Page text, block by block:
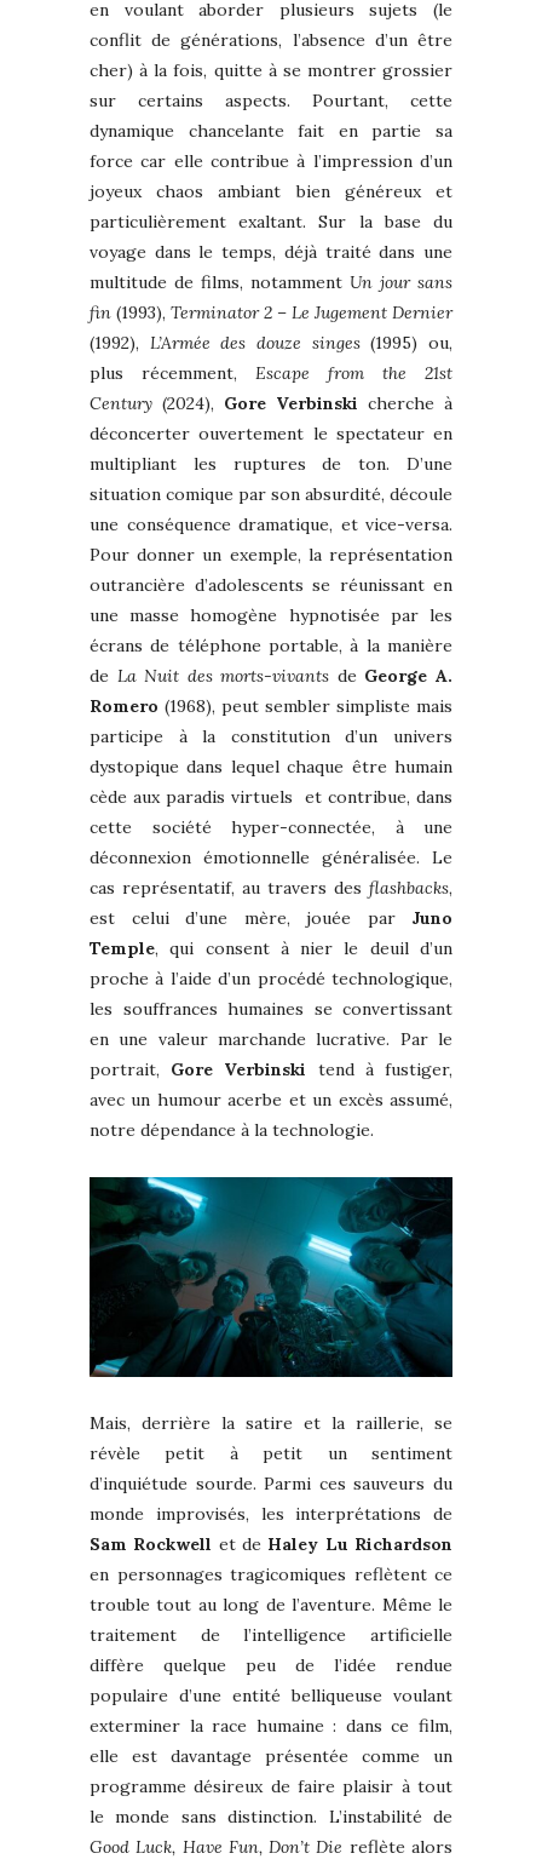
en voulant aborder plusieurs sujets (le
conflit de générations, l’absence d’un être
cher) à la fois, quitte à se montrer grossier
sur certains aspects. Pourtant, cette
dynamique chancelante fait en partie sa
force car elle contribue à l’impression d’un
joyeux chaos ambiant bien généreux et
particulièrement exaltant. Sur la base du
voyage dans le temps, déjà traité dans une
multitude de films, notamment Un jour sans
fin (1993), Terminator 2 – Le Jugement Dernier
(1992), L’Armée des douze singes(1995) ou,
plus récemment, Escape from the 21st
Century (2024), Gore Verbinski cherche à
déconcerter ouvertement le spectateur en
multipliant les ruptures de ton. D’une
situation comique par son absurdité, découle
une conséquence dramatique, et vice-versa.
Pour donner un exemple, la représentation
outrancière d’adolescents se réunissant en
une masse homogène hypnotisée par les
écrans de téléphone portable, à la manière
de La Nuit des morts-vivants de George A.
Romero (1968), peut sembler simpliste mais
participe à la constitution d’un univers
dystopique dans lequel chaque être humain
cède aux paradis virtuels et contribue, dans
cette société hyper-connectée, à une
déconnexion émotionnelle généralisée. Le
cas représentatif, au travers des flashbacks,
est celui d’une mère, jouée par Juno
Temple, qui consent à nier le deuil d’un
proche à l’aide d’un procédé technologique,
les souffrances humaines se convertissant
en une valeur marchande lucrative. Par le
portrait, Gore Verbinski
tend à fustiger,
avec un humour acerbe et un excès assumé,
notre dépendance à la technologie.
Mais, derrière la satire et la raillerie, se
révèle petit à petit un sentiment
d’inquiétude sourde. Parmi ces sauveurs du
monde improvisés, les interprétations de
Sam Rockwell et de Haley Lu Richardson
en personnages tragicomiques reflètent ce
trouble tout au long de l’aventure. Même le
traitement de l’intelligence artificielle
diffère quelque peu de l’idée rendue
populaire d’une entité belliqueuse voulant
exterminer la race humaine : dans ce film,
elle est davantage présentée comme un
programme désireux de faire plaisir à tout
le monde sans distinction. L’instabilité de
Good Luck, Have Fun, Don’t Die reflète alors